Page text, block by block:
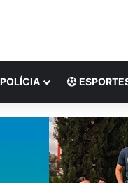
POLÍCIA